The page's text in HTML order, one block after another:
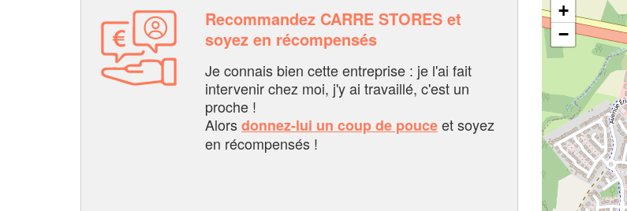
Recommandez CARRE STORES et
soyez en récompensés
Je connais bien cette entreprise : je l'ai fait
intervenir chez moi, j'y ai travaillé, c'est un
proche !
Alorsdonnez-lui un coup de pouceet soyez
en récompensés !
+
−